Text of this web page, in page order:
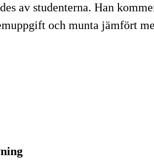
av studenterna. Han
och munta jämfört